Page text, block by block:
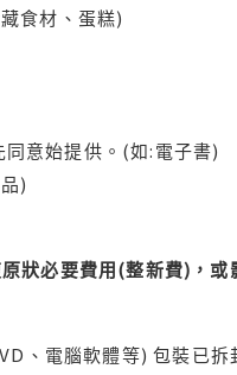
食材、蛋糕)
意始提供。(如:電子書)
)
狀必要費用(整新費)，
、電腦軟體等) 包裝已拆